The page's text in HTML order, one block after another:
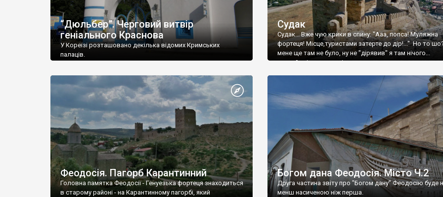
“Дюльбер”. Черговий витвір
геніального Краснова
У Кореїзі розташовано декілька відомих Кримських
палаців.
Судак
Судак... Вже чую крики в спину: "Ааа, попса! Муляжна
фортеця! Місце,туристами затерте до дір!..." Но то
мене ще там не було, ну не "дірявив" я там нічого...
принаймні до цього літа.
Феодосія. Пагорб Карантинний
Головна памятка Феодосії - Генуезька фортеця знаходиться
в старому районі - на Карантинному пагорбі, який
Богом дана Феодосія. Місто Ч.2
Друга частина звіту про "Богом дану" Феодосію буде
менш насиченою ніж перша.